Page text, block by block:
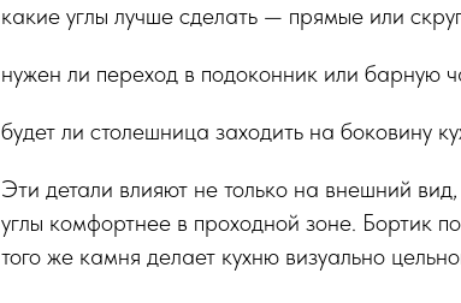
какие углы лучше сделать — прямые или
нужен ли переход в подоконник или барную
будет ли столешница заходить на боковину
Эти детали влияют не только на внешний
углы комфортнее в проходной зоне. Бортик
того же камня делает кухню визуально